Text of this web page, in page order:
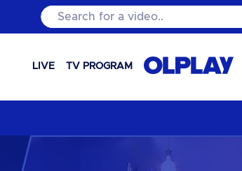
Search for a video..
LIVE TV PROGRAM